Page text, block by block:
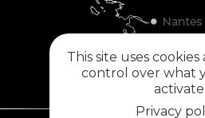
This site uses
control over what
activate
Privacy